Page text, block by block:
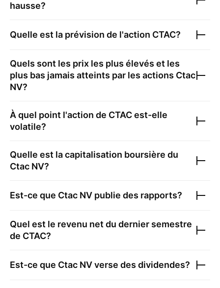
hausse?
Quelle est la prévision de l'action CTAC?
Quels sont les prix les plus élevés et les
plus bas jamais atteints par les actions Ctac
NV?
À quel point l'action de CTACest-elle
volatile?
Quelle est la capitalisation boursière du
Ctac NV?
Est-ce que Ctac NV publie des rapports?
Quel est le revenu net du dernier semestre
de CTAC?
Est-ce que Ctac NVverse des dividendes?